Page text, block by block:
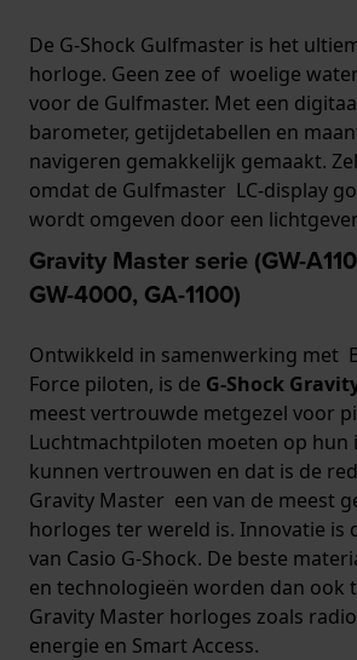
De G-Shock Gulfmaster is het
horloge. Geen zee of woelige
voor de Gulfmaster. Met een
barometer, getijdetabellen en
navigeren gemakkelijk gemaakt.
omdat de Gulfmaster LC-display
wordt omgeven door een
Gravity Master serie (GW-
GW-4000, GA-1100)
Ontwikkeld in samenwerking met
Force piloten, is de G-Shock
meest vertrouwde metgezel voor
Luchtmachtpiloten moeten op hun
kunnen vertrouwen en dat is de
Gravity Master een van de meest
horloges ter wereld is. Innovatie is
van Casio G-Shock. De beste
en technologieën worden dan ook
Gravity Master horloges zoals
energie en Smart Access.